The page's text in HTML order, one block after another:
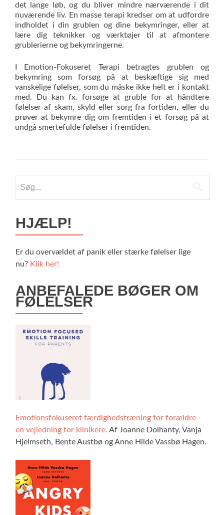
det lange løb, og du bliver mindre nærværende i dit
nuværende liv. En masse terapi kredser om at udfordre
indholdet i din grublen og dine bekymringer, eller at
lære dig teknikker og værktøjer til at afmontere
grublerierne og bekymringerne.
I Emotion-Fokuseret Terapi betragtes grublen og
bekymring som forsøg på at beskæftige sig med
vanskelige følelser, som du måske ikke helt er i kontakt
med. Du kan fx. forsøge at gruble for at håndtere
følelser af skam, skyld eller sorg fra fortiden, eller du
prøver at bekymre dig om fremtiden i et forsøg på at
undgå smertefulde følelser i fremtiden.
efter:
HJÆLP!
Er du overvældet af panik eller stærke følelser lige
nu? Klik her!
ANBEFALEDE BØGER OM
FØLELSER
Emotionsfokuseret færdighedstræning for forældre -
en vejledning for klinikere. Af Joanne Dolhanty, Vanja
Hjelmseth, Bente Austbø og Anne Hilde Vassbø Hagen.